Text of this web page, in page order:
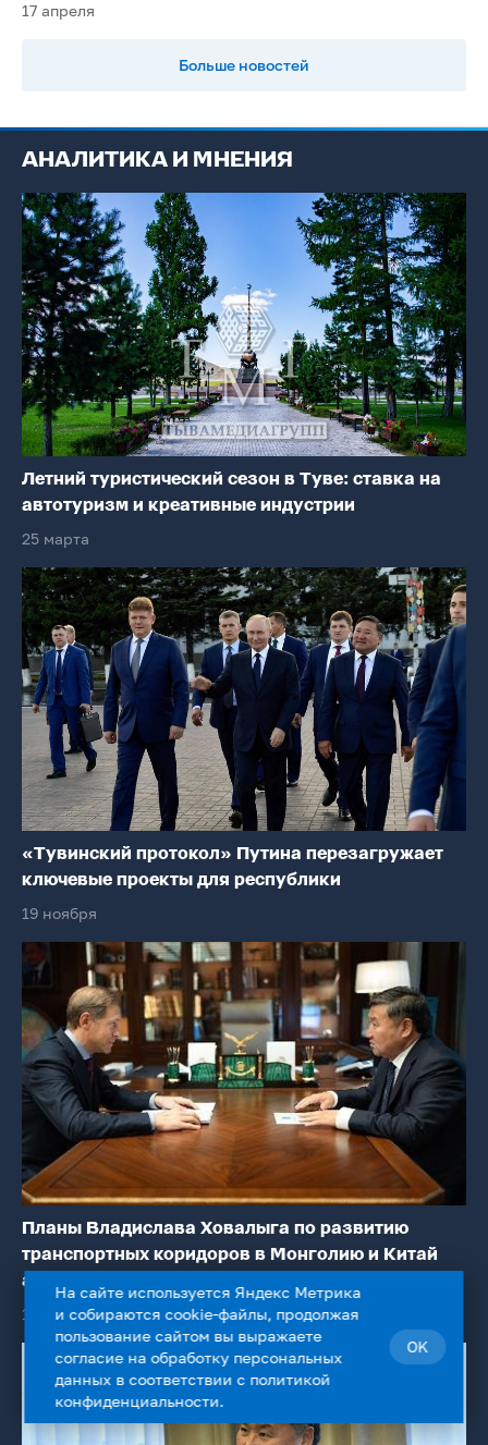
17 апреля
Больше новостей
АНАЛИТИКА И МНЕНИЯ
Летний туристический сезон в Туве: ставка на
автотуризм и креативные индустрии
25 марта
«Тувинский протокол» Путина перезагружает
ключевые проекты для республики
19 ноября
Планы Владислава Ховалыга по развитию
транспортных коридоров в Монголию и Китай
активно поддерживает федеральный центр
14 ноября
На сайте используется Яндекс Метрика
и собираются cookie-файлы, продолжая
пользование сайтом вы выражаете
согласие наобработку персональных
данных в соответствии с политикой
конфиденциальности.
OK